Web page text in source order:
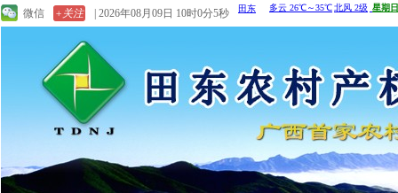
微信 +关注 | 2026年08月09日 10时0分5秒